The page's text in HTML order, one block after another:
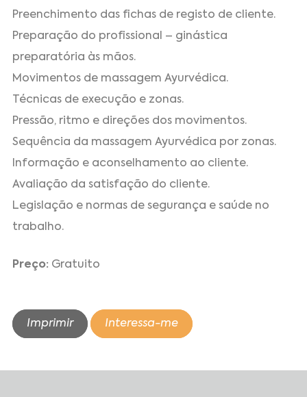
Preenchimento das fichas de registo de cliente.
Preparação do profissional – ginástica
preparatória às mãos.
Movimentos de massagem Ayurvédica.
Técnicas de execução e zonas.
Pressão, ritmo e direções dos movimentos.
Sequência da massagem Ayurvédica por zonas.
Informação e aconselhamento ao cliente.
Avaliação da satisfação do cliente.
Legislação e normas de segurança e saúde no
trabalho.
Preço: Gratuito
Imprimir Interessa-me